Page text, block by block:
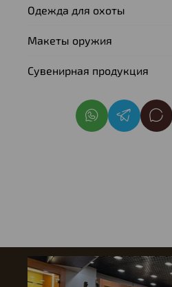
Одежда для охоты
Макеты оружия
Сувенирная продукция